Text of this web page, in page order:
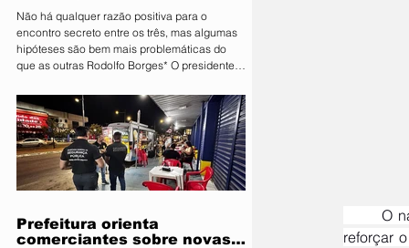
Não há qualquer razão positiva para o
encontro secreto entre os três, mas algumas
hipóteses são bem mais problemáticas do
que as outras Rodolfo Borges* O presidente
direita na foto), esteve na casa do ministro e
próximo presidente do Supremo Tribunal
Federal (STF) Alexandre de Moraes (à
esquerda na foto) na noite de terça-feira, 4.
Questionado sobre o que foi discutido no
encontro, que também contou com a
Prefeitura orienta
comerciantes sobre novas
reforçar